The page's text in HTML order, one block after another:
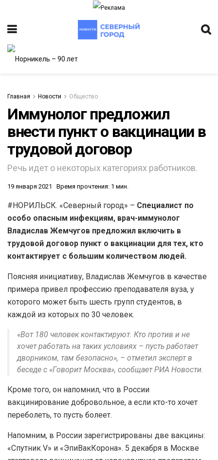
Главная Новости Общество
Иммунолог предложил
внести пункт о вакцинации в
трудовой договор
Речь идет о некоторых категориях работников.
19 января 2021 Время прочтения: 1 мин.
#НОРИЛЬСК. «Северный город» – Специалист по
особо опасным инфекциям, врач-иммунолог
Владислав Жемчугов предложил включить в
трудовой договор пункт о вакцинации для тех, кто
контактирует с большим количеством людей.
Поясняя инициативу, Владислав Жемчугов в качестве
примера привел профессию преподавателя вуза, у
которого может быть шесть групп студентов, в
каждой из которых по 30 человек.
«Вот 180 человек контактируют. Кто против и не
хочет работать на таких условиях – пусть работает
дворником, там безопасно», – отметил эксперт в
беседе с «Говорит Москва», сообщает РИА Новости.
Кроме того, он напомнил, что в России
вакцинирование добровольное, а если кто-то хочет
переболеть, то пусть болеет.
Напомним, в России зарегистрированы две вакцины:
«Спутник V» и «ЭпиВакКорона». 5 декабря в Москве